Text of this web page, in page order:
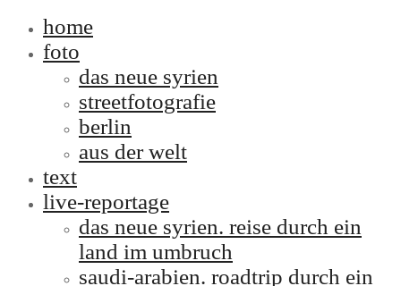
home
foto
das neue syrien
streetfotografie
berlin
aus der welt
text
live-reportage
das neue syrien. reise durch ein
land im umbruch
saudi-arabien. roadtrip durch ein